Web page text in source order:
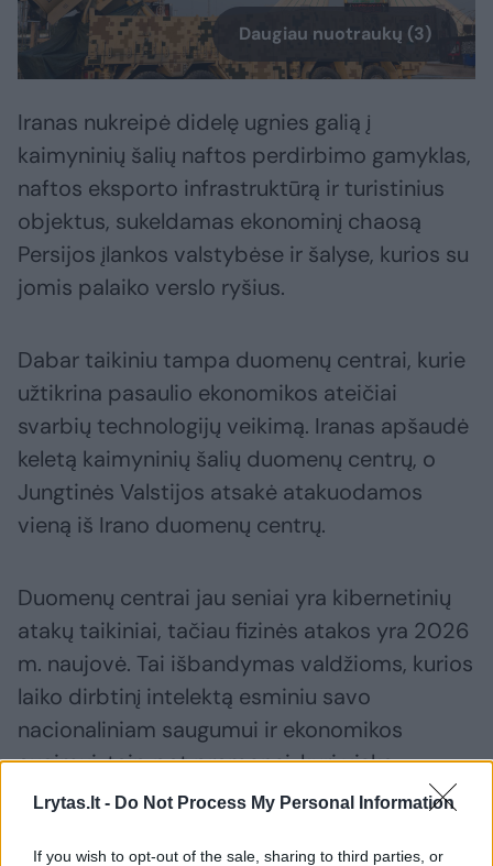
Lrytas.lt - Do Not Process My Personal Information
If you wish to opt-out of the sale, sharing to third parties, or
Daugiau nuotraukų (3)
Iranas nukreipė didelę ugnies galią į
kaimyninių šalių naftos perdirbimo gamyklas,
naftos eksporto infrastruktūrą ir turistinius
objektus, sukeldamas ekonominį chaosą
Persijos įlankos valstybėse ir šalyse, kurios su
jomis palaiko verslo ryšius.
Dabar taikiniu tampa duomenų centrai, kurie
užtikrina pasaulio ekonomikos ateičiai
svarbių technologijų veikimą. Iranas apšaudė
keletą kaimyninių šalių duomenų centrų, o
Jungtinės Valstijos atsakė atakuodamos
vieną iš Irano duomenų centrų.
Duomenų centrai jau seniai yra kibernetinių
atakų taikiniai, tačiau fizinės atakos yra 2026
m. naujovė. Tai išbandymas valdžioms, kurios
laiko dirbtinį intelektą esminiu savo
nacionaliniam saugumui ir ekonomikos
augimui, taip pat pramonei, kuri viską
pastatė ant brangių duomenų centrų